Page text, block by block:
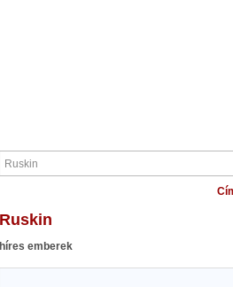
Ruskin
híres emberek